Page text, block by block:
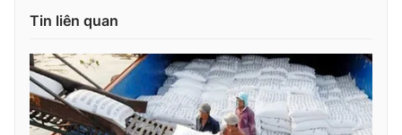
Tin liên quan